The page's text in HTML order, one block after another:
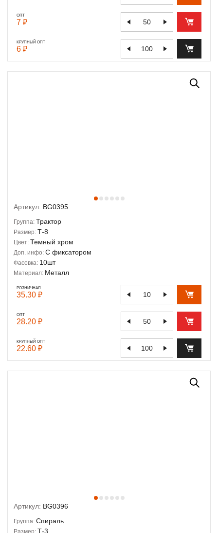
ОПТ
7 ₽
КРУПНЫЙ ОПТ
6 ₽
Артикул: BG0395
Группа: Трактор
Размер: Т-8
Цвет: Темный хром
Доп. инфо: С фиксатором
Фасовка: 10шт
Материал: Металл
РОЗНИЧНАЯ
35.30 ₽
ОПТ
28.20 ₽
КРУПНЫЙ ОПТ
22.60 ₽
Артикул: BG0396
Группа: Спираль
Размер: Т-3